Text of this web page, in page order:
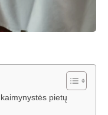
pietų